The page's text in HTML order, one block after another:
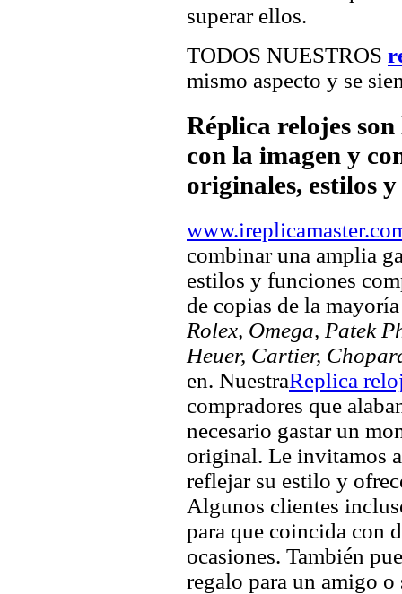
superar ellos.
TODOS NUESTROS
mismo aspecto y se
Réplica relojes
con la imagen y
originales, estilos
combinar una amplia
estilos y funciones
de copias de la
Rolex, Omega, Patek
Heuer, Cartier,
en. NuestraReplica
compradores que
necesario gastar un
original. Le invitamos
reflejar su estilo y
Algunos clientes
para que coincida con
ocasiones. También
regalo para un amigo o